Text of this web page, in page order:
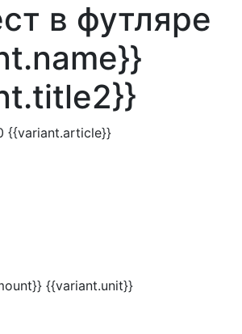
в футляре
{{variant.article}}
{{variant.unit}}